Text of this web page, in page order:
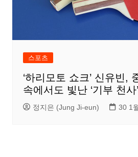
스포츠
‘하리모토 쇼크’ 신유빈,
속에서도 빛난 ‘기부 천사
정지은 (Jung Ji-eun) 30 1